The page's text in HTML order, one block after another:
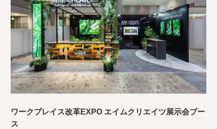
ワークプレイス改革EXPO エイムクリエイツ展示会ブー
ス